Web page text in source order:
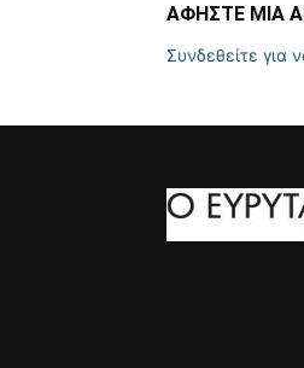
ΑΦΗΣΤΕ ΜΙΑ
Συνδεθείτε για